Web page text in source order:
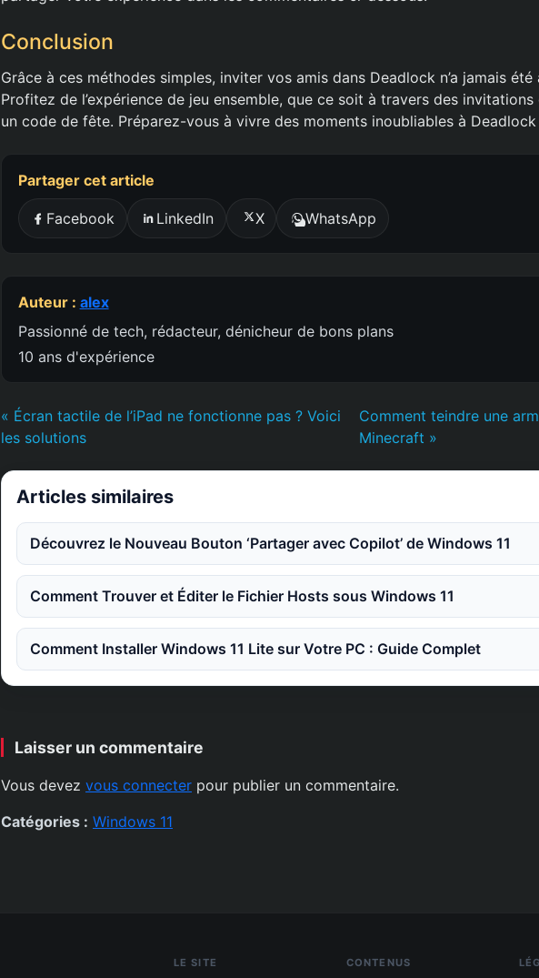
Conclusion
Grâce à ces méthodes simples, inviter vos amis dans Deadlock n’a jamais été
Profitez de l’expérience de jeu ensemble, que ce soit à travers des
un code de fête. Préparez-vous à vivre des moments inoubliables à Deadlock
Partager cet article
Facebook LinkedIn X WhatsApp
Auteur : alex
Passionné de tech, rédacteur, dénicheur de bons plans
10 ans d'expérience
« Écran tactile de l’iPad ne fonctionne pas ? Voici
les solutions
Comment teindre une
Minecraft »
Articles similaires
Découvrez le Nouveau Bouton ‘Partager avec Copilot’ de Windows 11
Comment Trouver et Éditer le Fichier Hosts sous Windows 11
Comment Installer Windows 11 Lite sur Votre PC : Guide Complet
Laisser un commentaire
Vous devez vous connecter pour publier un commentaire.
Catégories : Windows 11
LE SITE CONTENUS